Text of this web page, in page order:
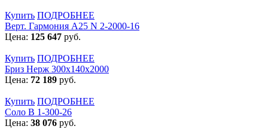
Купить ПОДРОБНЕЕ
Верт. Гармония А25 N 2-2000-16
Цена: 125 647 руб.
Купить ПОДРОБНЕЕ
Бриз Нерж 300х140х2000
Цена: 72 189 руб.
Купить ПОДРОБНЕЕ
Соло В 1-300-26
Цена: 38 076 руб.